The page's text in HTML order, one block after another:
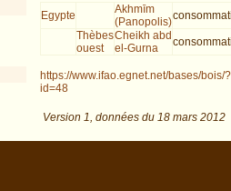
Egypte
Akhmīm
(Panopolis)
Thèbes
ouest
Cheikh abd
el-Gurna
https://www.ifao.egnet.net/bases/bois/?
id=48
Version 1, données du 18 mars 2012